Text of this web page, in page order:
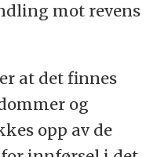
mot revens
at det finnes
og
opp av de